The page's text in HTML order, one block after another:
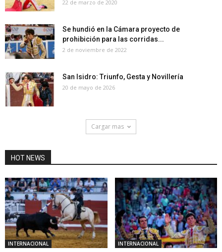
22 de marzo de 2020
Se hundió en la Cámara proyecto de
prohibición para las corridas...
2 de noviembre de 2022
San Isidro: Triunfo, Gesta y Novillería
20 de mayo de 2026
Cargar mas
HOT NEWS
INTERNACIONAL INTERNACIONAL